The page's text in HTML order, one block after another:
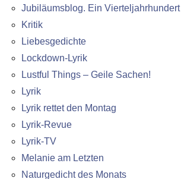
Jubiläumsblog. Ein
Kritik
Liebesgedichte
Lockdown-Lyrik
Lustful Things – Geile Sachen!
Lyrik
Lyrik rettet den Montag
Lyrik-Revue
Lyrik-TV
Melanie am Letzten
Naturgedicht des Monats